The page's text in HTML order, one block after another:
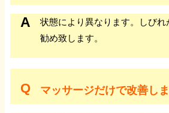
状態により異なります。しび
勧め致します。
マッサージだけで改善し